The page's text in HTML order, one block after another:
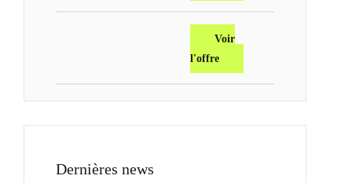
Voir
l'offre
Dernières news